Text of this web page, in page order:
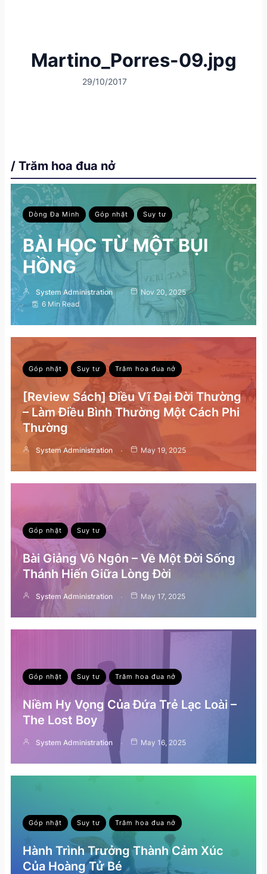
Martino_Porres-09.jpg
29/10/2017
/ Trăm hoa đua nở
Dòng Đa Minh Góp nhặt Suy tư
BÀI HỌC TỪ MỘT BỤI
HỒNG
System Administration
Nov 20, 2025
6 Min Read
Góp nhặt Suy tư Trăm hoa đua nở
[Review Sách] Điều Vĩ Đại Đời Thường
– Làm Điều Bình Thường Một Cách Phi
Thường
System Administration May 19, 2025
Góp nhặt Suy tư
Bài Giảng Vô Ngôn – Về Một Đời Sống
Thánh Hiến Giữa Lòng Đời
System Administration May 17, 2025
Góp nhặt Suy tư Trăm hoa đua nở
Niềm Hy Vọng Của Đứa Trẻ Lạc Loài –
The Lost Boy
System Administration May 16, 2025
Góp nhặt Suy tư Trăm hoa đua nở
Hành Trình Trưởng Thành Cảm Xúc
Của Hoàng Tử Bé